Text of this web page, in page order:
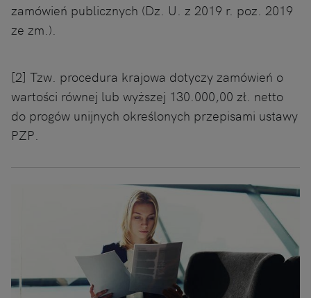
zamówień publicznych (Dz. U. z 2019 r. poz. 2019
ze zm.).
[2] Tzw. procedura krajowa dotyczy zamówień o
wartości równej lub wyższej 130.000,00 zł. netto
do progów unijnych określonych przepisami ustawy
PZP.